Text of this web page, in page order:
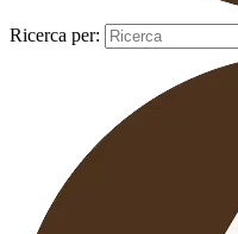
Ricerca per: